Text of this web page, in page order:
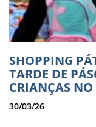
SHOPPING
TARDE DE
CRIANÇAS
30/03/26